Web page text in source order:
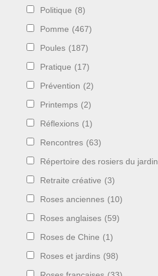
Politique (8)
Pomme (467)
Poules (187)
Pratique (17)
Prévention (2)
Printemps (2)
Réflexions (1)
Rencontres (63)
Répertoire des rosiers du jardin
Retraite créative (3)
Roses anciennes (10)
Roses anglaises (59)
Roses de Chine (1)
Roses et jardins (98)